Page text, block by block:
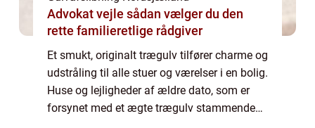
Advokat vejle sådan vælger du den
rette familieretlige rådgiver
Et smukt, originalt trægulv tilfører charme og
udstråling til alle stuer og værelser i en bolig.
Huse og lejligheder af ældre dato, som er
forsynet med et ægte trægulv stammende